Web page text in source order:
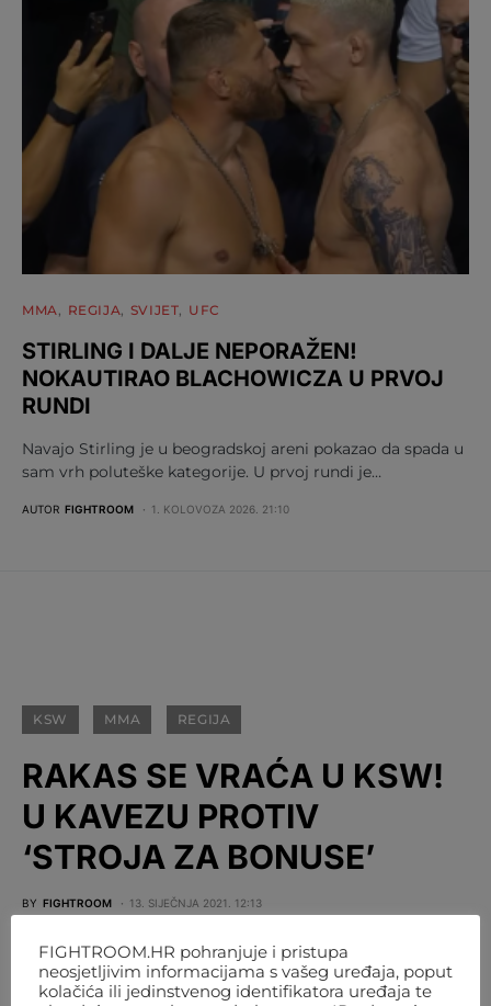
MMA REGIJA SVIJET UFC
STIRLING I DALJE NEPORAŽEN!
NOKAUTIRAO BLACHOWICZA U PRVOJ
RUNDI
Navajo Stirling je u beogradskoj areni pokazao da spada u
sam vrh poluteške kategorije. U prvoj rundi je…
AUTOR FIGHTROOM 1. KOLOVOZA 2026. 21:10
KSW MMA REGIJA
RAKAS SE VRAĆA U KSW!
U KAVEZU PROTIV
‘STROJA ZA BONUSE’
BY FIGHTROOM 13. SIJEČNJA 2021. 12:13
FIGHTROOM.HR pohranjuje i pristupa
neosjetljivim informacijama s vašeg uređaja, poput
kolačića ili jedinstvenog identifikatora uređaja te